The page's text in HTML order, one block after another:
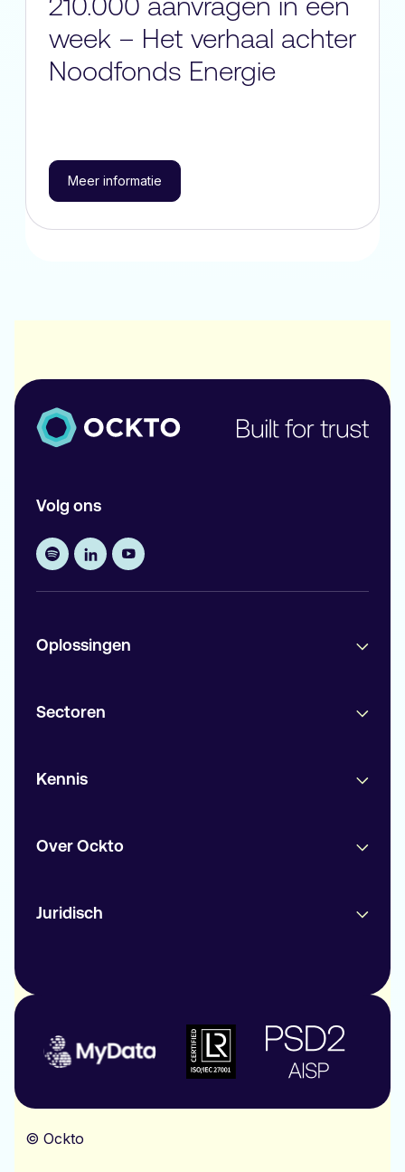
week – Het verhaal achter
Noodfonds Energie
Meer informatie
Oplossingen
Sectoren
Kennis
Volg ons
Over Ockto
Juridisch
© Ockto